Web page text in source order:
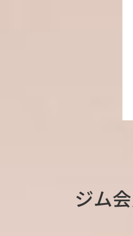
ジム